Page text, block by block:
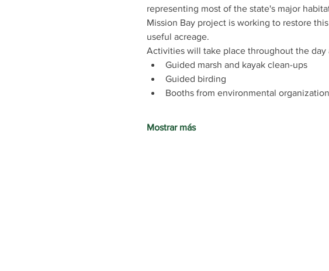
representing most of the state's major
Mission Bay project is working to restore
useful acreage.
Activities will take place throughout the day
Guided marsh and kayak clean-ups
Guided birding
Booths from environmental
Mostrar más